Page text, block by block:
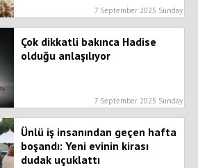
7 September 2025 Sunday
Çok dikkatli bakınca Hadise
olduğu anlaşılıyor
7 September 2025 Sunday
Ünlü iş insanından geçen hafta
boşandı: Yeni evinin kirası
dudak uçuklattı